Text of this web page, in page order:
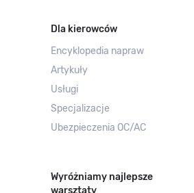
Dla kierowców
Encyklopedia napraw
Artykuły
Usługi
Specjalizacje
Ubezpieczenia OC/AC
Wyróżniamy najlepsze